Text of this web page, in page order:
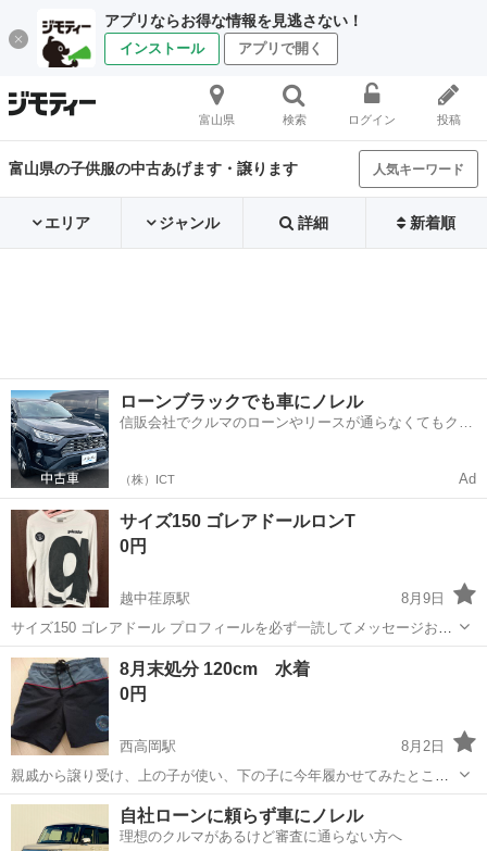
アプリならお得な情報を見逃さない！
インストール アプリで開く
富山県 検索 ログイン 投稿
富山県の子供服の中古あげます・譲ります 人気キーワード
エリア ジャンル 詳細 新着順
ローンブラックでも車にノレル
信販会社でクルマのローンやリースが通らなくてもクル
（株）ICT Ad
サイズ150 ゴレアドールロンT
0円
越中荏原駅
8月9日
サイズ150 ゴレアドール プロフィールを必ず一読してメッセージお願
いいたします。
富山 富山市 越中荏原駅 キッズ用品
8月末処分 120cm 水着
0円
西高岡駅
8月2日
親戚から譲り受け、上の子が使い、下の子に今年履かせてみたとこ
ろ、ウエストのゴムが蒸せて伸び切っていました。写真5枚目のよう
に、内側の紐を縛ればウエスト調整できて、脱げずに履けます。 下の
子はじっとしていないので、着用は難しい...
富山 高岡市 西高岡駅 キッズ用品
自社ローンに頼らず車にノレル
理想のクルマがあるけど審査に通らない方へ